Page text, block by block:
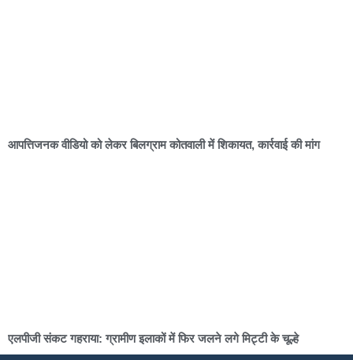
आपत्तिजनक वीडियो को लेकर बिलग्राम कोतवाली में शिकायत, कार्रवाई की मांग
एलपीजी संकट गहराया: ग्रामीण इलाकों में फिर जलने लगे मिट्टी के चूल्हे